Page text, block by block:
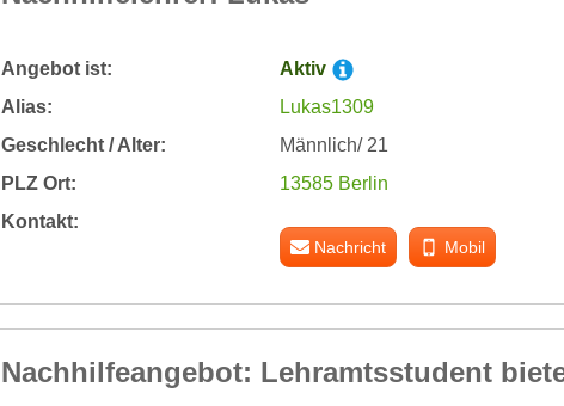
Angebot ist:
Aktiv
Alias:
Lukas1309
Geschlecht / Alter:
Männlich/ 21
PLZ Ort:
13585 Berlin
Kontakt:
Nachricht Mobil
Nachhilfeangebot: Lehramtsstudent